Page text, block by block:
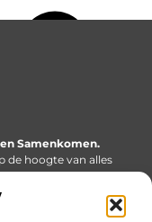
Samenkomen.
de hoogte van alles